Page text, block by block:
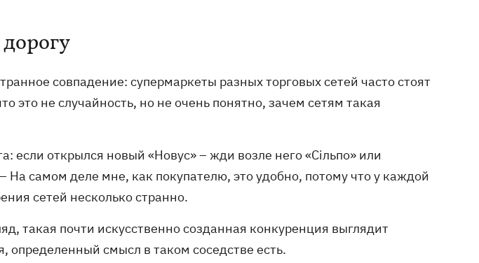
совпадение: супермаркеты разных торговых сетей часто стоят
это не случайность, но не очень понятно, зачем сетям такая
если открылся новый «Новус» – жди возле него «Сільпо» или
На самом деле мне, как покупателю, это удобно, потому что у каждой
сетей несколько странно.
такая почти искусственно созданная конкуренция выглядит
определенный смысл в таком соседстве есть.